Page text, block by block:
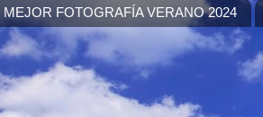
MEJOR FOTOGRAFÍA VERANO 2024